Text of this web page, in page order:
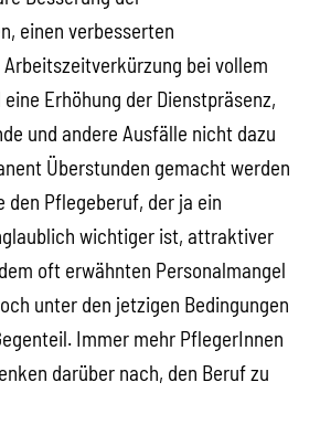
einen verbesserten
bei vollem
Erhöhung der Dienstpräsenz,
und andere Ausfälle nicht dazu
Überstunden gemacht werden
den Pflegeberuf, der ja ein
wichtiger ist, attraktiver
oft erwähnten Personalmangel
unter den jetzigen Bedingungen
Immer mehr PflegerInnen
darüber nach, den Beruf zu